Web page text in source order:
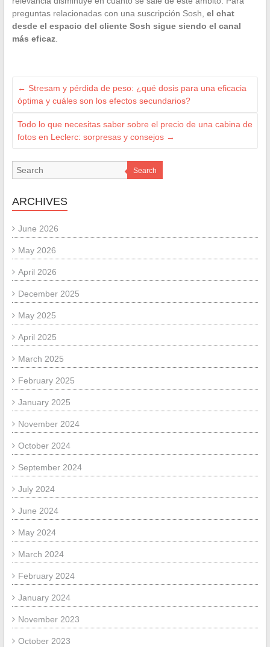
preguntas relacionadas con una suscripción Sosh, el chat
desde el espacio del cliente Sosh sigue siendo el canal
más eficaz.
← Stresam y pérdida de peso: ¿qué dosis para una eficacia
óptima y cuáles son los efectos secundarios?
Todo lo que necesitas saber sobre el precio de una cabina de
fotos en Leclerc: sorpresas y consejos →
Search
ARCHIVES
June 2026
May 2026
April 2026
December 2025
May 2025
April 2025
March 2025
February 2025
January 2025
November 2024
October 2024
September 2024
July 2024
June 2024
May 2024
March 2024
February 2024
January 2024
November 2023
October 2023